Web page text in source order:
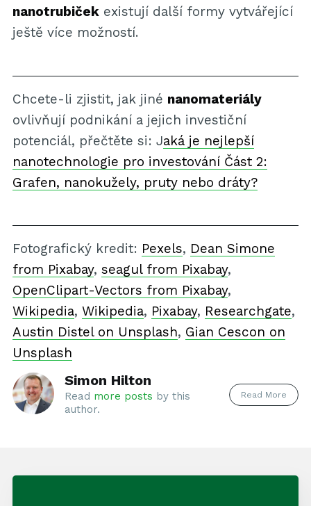
nanotrubičekexistují další formy vytvářející
ještě více možností.
Chcete-li zjistit, jak jiné nanomateriály
ovlivňují podnikání a jejich investiční
potenciál, přečtěte si: Jaká je nejlepší
nanotechnologie pro investování Část 2:
Grafen, nanokužely, pruty nebo dráty?
Fotografický kredit: Pexels, Dean Simone
from Pixabay, seagul from Pixabay,
OpenClipart-Vectors from Pixabay,
Wikipedia, Wikipedia, Pixabay, Researchgate,
Austin Distel on Unsplash, Gian Cescon on
Unsplash
Simon Hilton
Read more posts by this
author.
Read More